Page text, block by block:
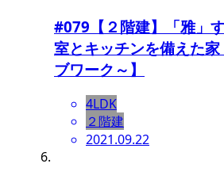
#079【２階建】「雅」
室とキッチンを備えた
ブワーク～】
4LDK
２階建
2021.09.22